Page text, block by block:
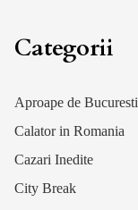
Categorii
Aproape de Bucuresti
Calator in Romania
Cazari Inedite
City Break